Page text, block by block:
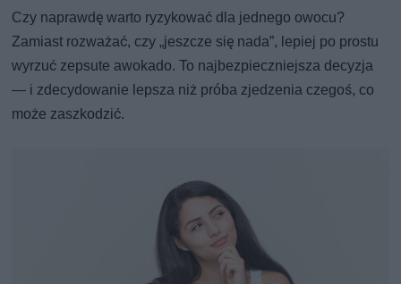
Czy naprawdę warto ryzykować dla jednego owocu?
Zamiast rozważać, czy „jeszcze się nada”, lepiej po prostu
wyrzuć zepsute awokado. To najbezpieczniejsza decyzja
— i zdecydowanie lepsza niż próba zjedzenia czegoś, co
może zaszkodzić.